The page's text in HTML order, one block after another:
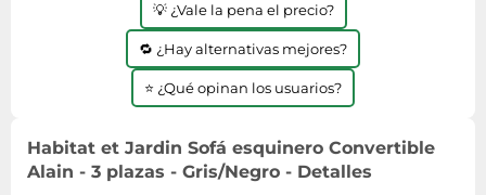
Tensiómetros
Termómetros clínicos
Tratamientos faciales
Placas de cocina
TV, vídeo y DVD
Tablets
Zapatos de invierno
Zapatos mujer
💡 ¿Vale la pena el precio?
🔁 ¿Hay alternativas mejores?
⭐ ¿Qué opinan los usuarios?
Habitat et Jardin Sofá esquinero Convertible
Alain - 3 plazas - Gris/Negro - Detalles